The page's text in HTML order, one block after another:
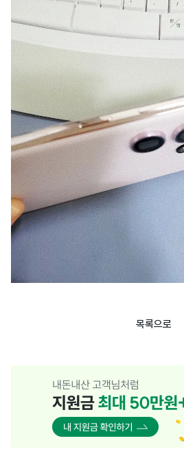
목록으로